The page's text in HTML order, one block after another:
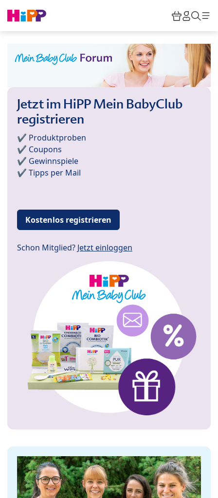
HiPP
Jetzt im HiPP Mein BabyClub
registrieren
✔️ Produktproben
✔️ Coupons
✔️ Gewinnspiele
✔️ Tipps per Mail
Kostenlos registrieren
Schon Mitglied? Jetzt einloggen